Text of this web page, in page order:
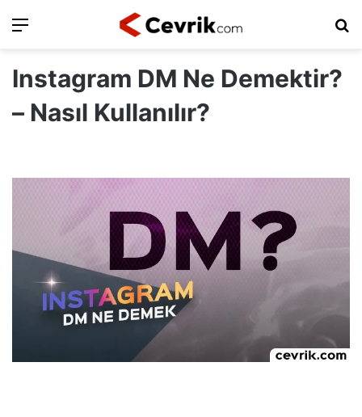
Ara
Instagram DM Ne Demektir?
– Nasıl Kullanılır?